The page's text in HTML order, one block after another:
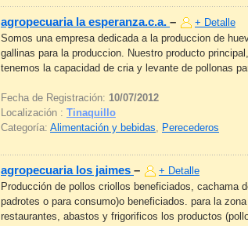
agropecuaria la esperanza.c.a. –
+ Detalle
Somos una empresa dedicada a la produccion de
gallinas para la produccion. Nuestro producto
tenemos la capacidad de cria y levante de pollonas
Fecha de Registración: 10/07/2012
Localización : Tinaquillo
Categoría: Alimentación y bebidas, Perecederos
agropecuaria los jaimes –
+ Detalle
Producción de pollos criollos beneficiados, cachama
padrotes o para consumo)o beneficiados. para la
restaurantes, abastos y frigorificos los productos